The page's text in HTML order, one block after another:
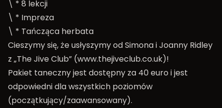
\ * 8 lekcji
\ * Impreza
\ * Tańcząca herbata
Cieszymy się, że usłyszymy od Simona i Joanny Ridley
z „The Jive Club” (www.thejiveclub.co.uk)!
Pakiet taneczny jest dostępny za 40 euro i jest
odpowiedni dla wszystkich poziomów
(początkujący/zaawansowany).